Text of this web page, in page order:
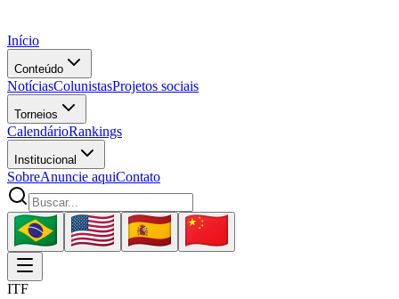
Início
Conteúdo
NotíciasColunistasProjetos sociais
Torneios
CalendárioRankings
Institucional
SobreAnuncie aquiContato
ITF